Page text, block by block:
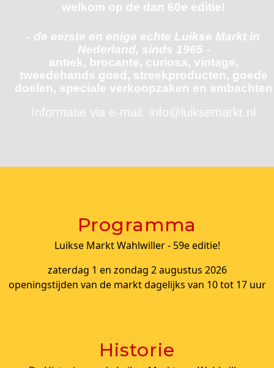
welkom op de dan 60e editie!
- de eerste en enige echte Luikse Markt in
Nederland, sinds 1965 -
antiek, brocante, curiosa, vintage,
tweedehands goed, streekproducten, goede
doelen, speciale verkoopzaken en ambachten
Informatie via e-mail: info@luiksemarkt.nl
Programma
Luikse Markt Wahlwiller - 59e editie!
zaterdag 1 en zondag 2 augustus 2026
openingstijden van de markt dagelijks van 10 tot 17 uur
Historie